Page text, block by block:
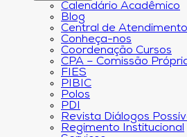
Calendário Acadêmico
Blog
Central de Atendimento
Conheça-nos
Coordenação Cursos
CPA – Comissão
FIES
PIBIC
Polos
PDI
Revista Diálogos
Regimento Institucional